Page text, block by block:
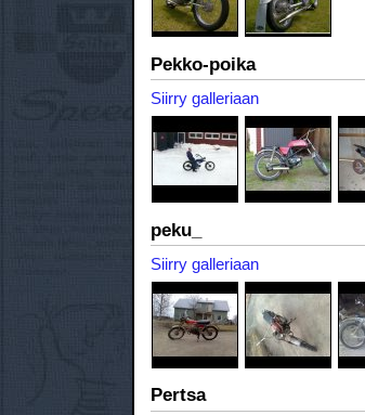
Pekko-poika
Siirry galleriaan
peku_
Siirry galleriaan
Pertsa